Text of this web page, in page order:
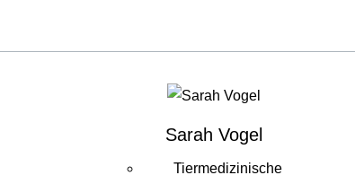
Sarah Vogel
Tiermedizinische